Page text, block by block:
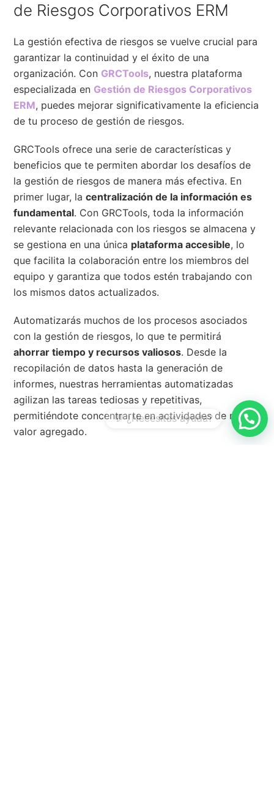
de Riesgos Corporativos ERM
La gestión efectiva de riesgos se vuelve crucial para
garantizar la continuidad y el éxito de una
organización. Con GRCTools, nuestra plataforma
especializada en Gestión de Riesgos Corporativos
ERM, puedes mejorar significativamente la eficiencia
de tu proceso de gestión de riesgos.
GRCTools ofrece una serie de características y
beneficios que te permiten abordar los desafíos de
la gestión de riesgos de manera más efectiva. En
primer lugar, lacentralización de la información es
fundamental. Con GRCTools, toda la información
relevante relacionada con los riesgos se almacena y
se gestiona en una única plataforma accesible, lo
que facilita la colaboración entre los miembros del
equipo y garantiza que todos estén trabajando con
los mismos datos actualizados.
Automatizarás muchos de los procesos asociados
con la gestión de riesgos, lo que te permitirá
ahorrar tiempo y recursos valiosos. Desde la
recopilación de datos hasta la generación de
informes, nuestras herramientas automatizadas
agilizan las tareas tediosas y repetitivas,
permitiéndote concentrarte en actividades de mayor
valor agregado.